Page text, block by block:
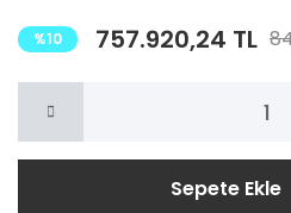
%10 757.920,24 TL
Sepete Ekle